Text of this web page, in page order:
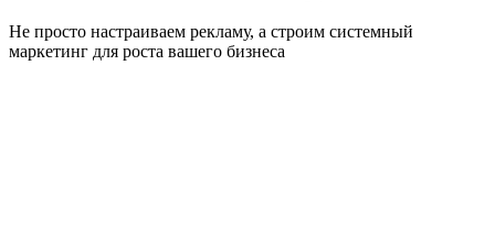
Не просто настраиваем рекламу, а строим системный
маркетинг для роста вашего бизнеса